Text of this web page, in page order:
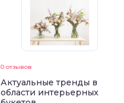
0 отзывов
Актуальные тренды в
области интерьерных